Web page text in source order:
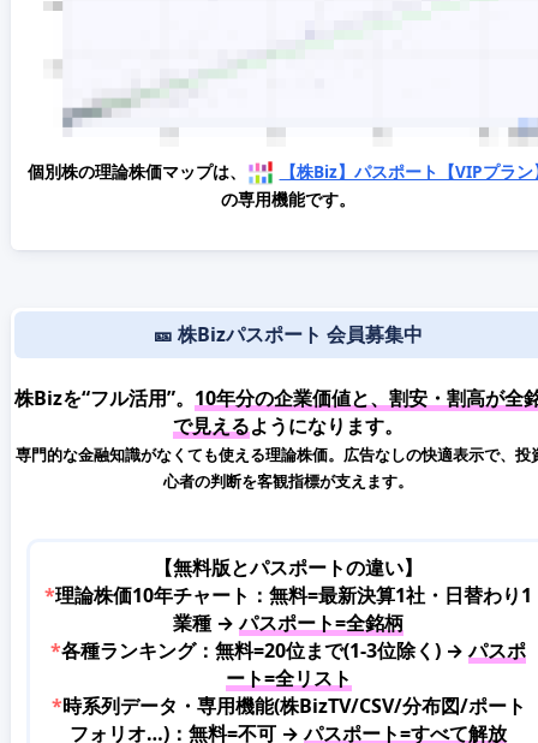
個別株の理論株価マップは、
【株Biz】パスポート【VIPプラン
の専用機能です。
🎫 株Bizパスポート 会員募集中
株Bizを“フル活用”。 10年分の企業価値と、割安・割高が全
で見えるようになります。
専門的な金融知識がなくても使える理論株価。広告なしの快適表示で、投
心者の判断を客観指標が支えます。
【無料版とパスポートの違い】
*理論株価10年チャート：無料=最新決算1社・日替わり1
業種 →パスポート=全銘柄
*各種ランキング：無料=20位まで(1-3位除く) →パスポ
ート=全リスト
*時系列データ・専用機能(株BizTV/CSV/分布図/ポート
フォリオ…)：無料=不可 →パスポート=すべて解放